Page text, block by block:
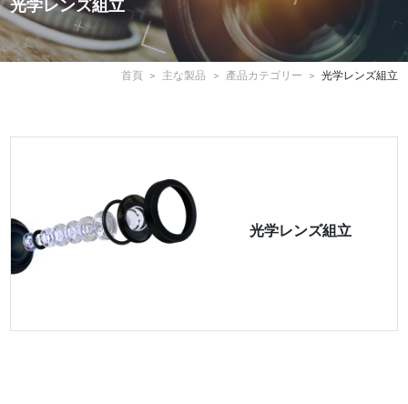
光学レンズ組立
首頁 主な製品 產品カテゴリー 光学レンズ組立
光学レンズ組立